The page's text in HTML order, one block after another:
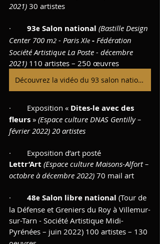
2021) 30 artistes
· 93e Salon national (Bastille Design
Center 700 m2 - Paris XIe - Fédération
Société Artistique La Poste - décembre
2021) 110 artistes – 250 œuvres
Découvrez la vidéo du 93 salon national - Réalisation Objectif Image Paris
·        Exposition « Dites-le avec des
fleurs » (Espace culture DNAS Gentilly –
février 2022) 20 artistes
·        Exposition d’art posté
Lettr’Art (Espace culture Maisons-Alfort –
octobre à décembre 2022) 70 mail art
· 48e Salon libre national (Tour de
la Défense et Greniers du Roy à Villemur-
sur-Tarn - Société Artistique Midi-
Pyrénées – juin 2022) 100 artistes – 130